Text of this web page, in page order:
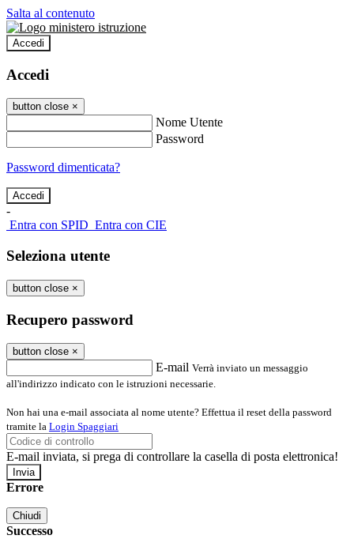
Salta al contenuto
Accedi
Accedi
button close ×
Nome Utente
Password
Password dimenticata?
-
Entra con SPID Entra con CIE
Seleziona utente
button close ×
Recupero password
button close ×
E-mail Verrà inviato un messaggio
all'indirizzo indicato con le istruzioni necessarie.
Non hai una e-mail associata al nome utente? Effettua il reset della password
tramite la Login Spaggiari
E-mail inviata, si prega di controllare la casella di posta elettronica!
Errore
Chiudi
Successo